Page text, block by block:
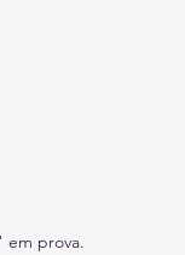
em prova.